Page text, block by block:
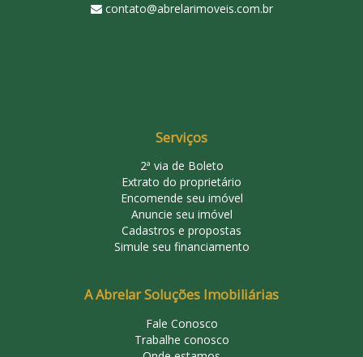
contato@abrelarimoveis.com.br
Serviços
2ª via de Boleto
Extrato do proprietário
Encomende seu imóvel
Anuncie seu imóvel
Cadastros e propostas
Simule seu financiamento
A Abrelar Soluções Imobiliárias
Fale Conosco
Trabalhe conosco